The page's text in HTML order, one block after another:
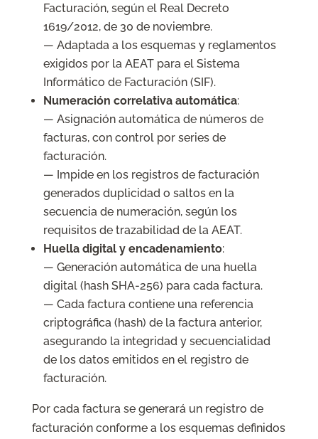
Facturación, según el Real Decreto
1619/2012, de 30 de noviembre.
— Adaptada a los esquemas y reglamentos
exigidos por la AEAT para el Sistema
Informático de Facturación (SIF).
Numeración correlativa automática:
— Asignación automática de números de
facturas, con control por series de
facturación.
— Impide en los registros de facturación
generados duplicidad o saltos en la
secuencia de numeración, según los
requisitos de trazabilidad de la AEAT.
Huella digital y encadenamiento:
— Generación automática de una huella
digital (hash SHA-256) para cada factura.
— Cada factura contiene una referencia
criptográfica (hash) de la factura anterior,
asegurando la integridad y secuencialidad
de los datos emitidos en el registro de
facturación.
Por cada factura se generará un registro de
facturación conforme a los esquemas definidos